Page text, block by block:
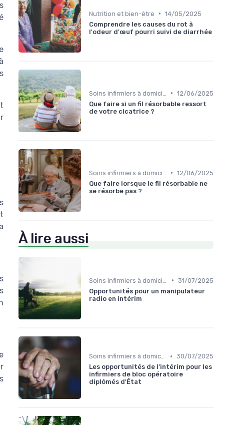
Nutrition et bien-être • 14/05/2025
Comprendre les causes du rot à
l'odeur d'œuf pourri suivi de diarrhée
• 12/06/2025
Que faire si un fil résorbable ressort
de votre cicatrice ?
• 12/06/2025
Que faire lorsque le fil résorbable ne
se résorbe pas ?
À lire aussi
• 31/07/2025
Opportunités pour un manipulateur
radio en intérim
Soins infirmiers à domicile • 30/07/2025
Les opportunités de l'intérim pour les
infirmiers de bloc opératoire
diplômés d'État